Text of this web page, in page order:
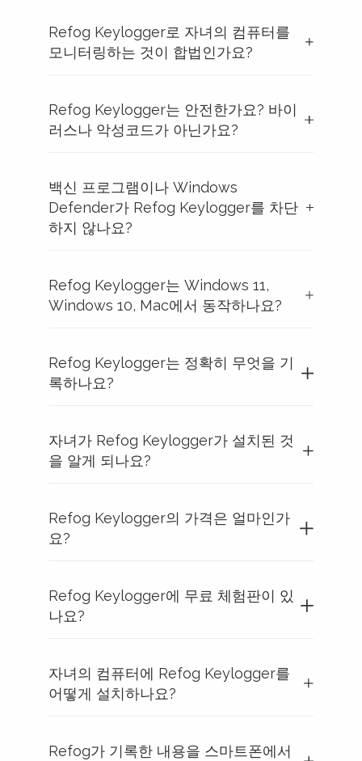
Refog Keylogger로 자녀의 컴퓨터를
모니터링하는 것이 합법인가요?
Refog Keylogger는 안전한가요? 바이
러스나 악성코드가 아닌가요?
백신 프로그램이나 Windows
Defender가 Refog Keylogger를 차단
하지 않나요?
Refog Keylogger는 Windows 11,
Windows 10, Mac에서 동작하나요?
Refog Keylogger는 정확히 무엇을 기
록하나요?
자녀가 Refog Keylogger가 설치된 것
을 알게 되나요?
Refog Keylogger의 가격은 얼마인가
요?
Refog Keylogger에 무료 체험판이 있
나요?
자녀의 컴퓨터에 Refog Keylogger를
어떻게 설치하나요?
Refog가 기록한 내용을 스마트폰에서